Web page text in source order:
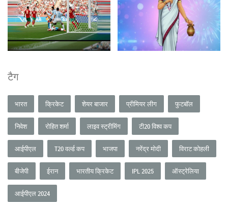
टैग
भारत क्रिकेट शेयर बाजार प्रीमियर लीग फुटबॉल
निवेश रोहित शर्मा लाइव स्ट्रीमिंग टी20 विश्व कप
आईपीएल T20 वर्ल्ड कप भाजपा नरेंद्र मोदी विराट कोहली
बीजेपी ईरान भारतीय क्रिकेट IPL 2025 ऑस्ट्रेलिया
आईपीएल 2024